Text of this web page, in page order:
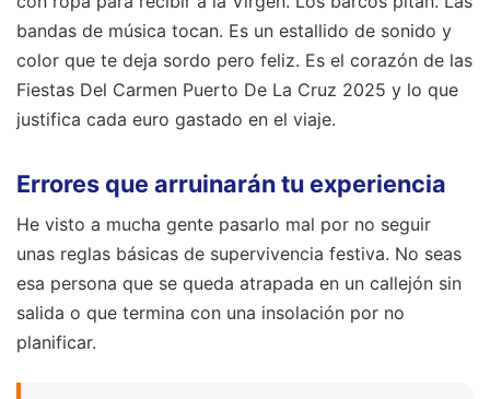
bandas de música tocan. Es un estallido de sonido y
color que te deja sordo pero feliz. Es el corazón de las
Fiestas Del Carmen Puerto De La Cruz 2025 y lo que
justifica cada euro gastado en el viaje.
Errores que arruinarán tu experiencia
He visto a mucha gente pasarlo mal por no seguir
unas reglas básicas de supervivencia festiva. No seas
esa persona que se queda atrapada en un callejón sin
salida o que termina con una insolación por no
planificar.